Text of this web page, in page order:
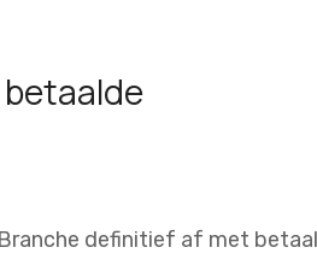
definitief af met